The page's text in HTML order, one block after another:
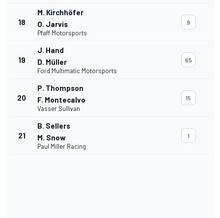
18
M. Kirchhöfer
O. Jarvis
Pfaff Motorsports
9
19
J. Hand
D. Müller
Ford Multimatic Motorsports
65
20
P. Thompson
F. Montecalvo
Vasser Sullivan
15
21
B. Sellers
M. Snow
Paul Miller Racing
1